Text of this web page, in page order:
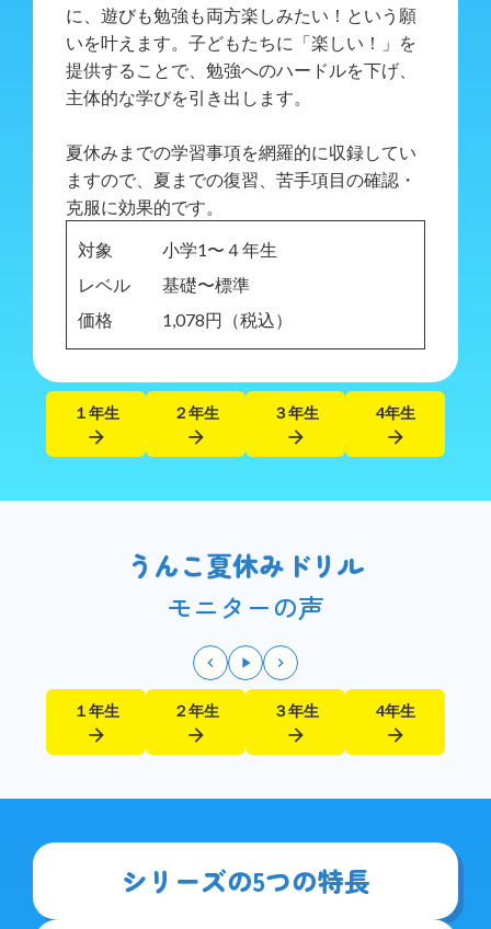
に、遊びも勉強も両方楽しみたい！という願
いを叶えます。子どもたちに「楽しい！」を
提供することで、勉強へのハードルを下げ、
主体的な学びを引き出します。
夏休みまでの学習事項を網羅的に収録してい
ますので、夏までの復習、苦手項目の確認・
克服に効果的です。
対象
小学1〜４年生
レベル
基礎〜標準
価格
1,078円（税込）
１年生
arrow_forward
２年生
arrow_forward
３年生
arrow_forward
4年生
arrow_forward
うんこ夏休みドリル
モニターの声
keyboard_arrow_left play_arrow keyboard_arrow_right
１年生
arrow_forward
２年生
arrow_forward
３年生
arrow_forward
4年生
arrow_forward
シリーズの5つの特長